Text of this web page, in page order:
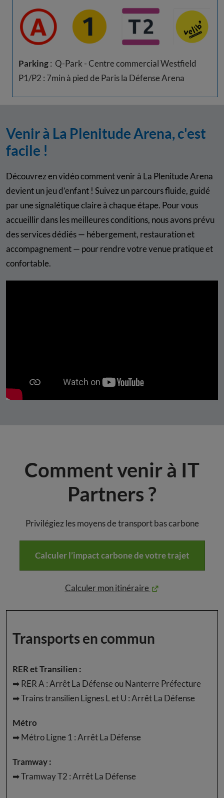
Parking: Q-Park - Centre commercial Westfield
P1/P2 : 7min à pied de Paris la Défense Arena
Venir à La Plenitude Arena, c'est
facile !
Découvrez en vidéo comment venir à La Plenitude Arena
devient un jeu d’enfant ! Suivez un parcours fluide, guidé
par une signalétique claire à chaque étape. Pour vous
accueillir dans les meilleures conditions, nous avons prévu
des services dédiés — hébergement, restauration et
accompagnement — pour rendre votre venue pratique et
confortable.
Comment venir à IT
Partners ?
Privilégiez les moyens de transport bas carbone
Calculer l’impact carbone de votre trajet
Calculer mon itinéraire
Transports en commun
RER et Transilien :
➡RER A : Arrêt La Défense ou Nanterre Préfecture
➡ Trains transilien Lignes L et U : Arrêt La Défense
Métro
➡ Métro Ligne 1 : Arrêt La Défense
Tramway :
➡ Tramway T2 : Arrêt La Défense